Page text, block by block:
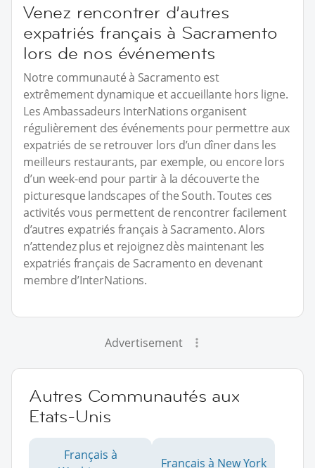
Venez rencontrer d’autres
expatriés français à Sacramento
lors de nos événements
Notre communauté à Sacramento est
extrêmement dynamique et accueillante hors ligne.
Les Ambassadeurs InterNations organisent
régulièrement des événements pour permettre aux
expatriés de se retrouver lors d’un dîner dans les
meilleurs restaurants, par exemple, ou encore lors
d’un week-end pour partir à la découverte the
picturesque landscapes of the South. Toutes ces
activités vous permettent de rencontrer facilement
d’autres expatriés français à Sacramento. Alors
n’attendez plus et rejoignez dès maintenant les
expatriés français de Sacramento en devenant
membre d’InterNations.
Advertisement
Autres Communautés aux
Etats-Unis
Français à
Français à New York